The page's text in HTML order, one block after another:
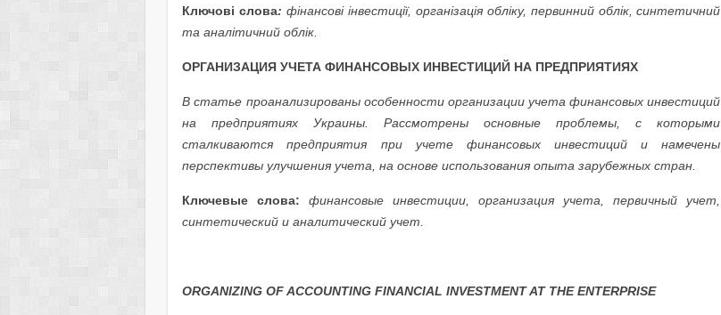
Ключові слова:фінансові інвестиції, організація обліку, первинний облік, синтетичний
та аналітичний облік.
ОРГАНИЗАЦИЯ УЧЕТА ФИНАНСОВЫХ ИНВЕСТИЦИЙ НА ПРЕДПРИЯТИЯХ
В статье проанализированы особенности организации учета финансовых инвестиций
на предприятиях Украины. Рассмотрены основные проблемы, с которыми
сталкиваются предприятия при учете финансовых инвестиций и намечены
перспективы улучшения учета, на основе использования опыта зарубежных стран.
Ключевые слова: финансовые инвестиции, организация учета, первичный учет,
синтетический и аналитический учет.
ORGANIZING OF ACCOUNTING FINANCIAL INVESTMENT AT THE ENTERPRISE